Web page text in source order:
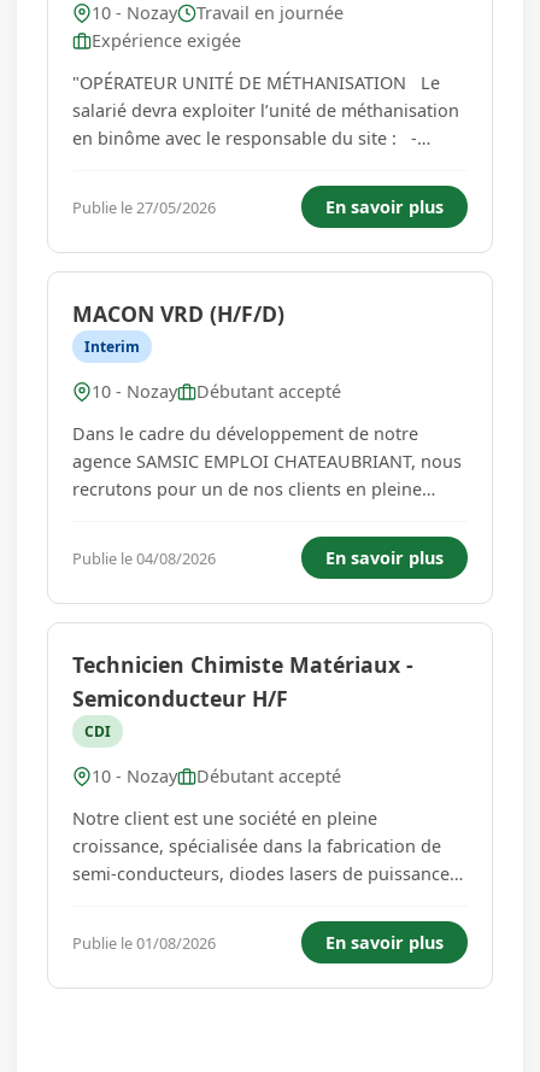
10 - Nozay
Travail en journée
Expérience exigée
"OPÉRATEUR UNITÉ DE MÉTHANISATION Le
salarié devra exploiter l’unité de méthanisation
en binôme avec le responsable du site : -
Contrôle technique quotidien et entretien du
site, des locaux, du matériel ; - Maintenance
préventive et ...
Publie le 27/05/2026 En savoir plus
MACON VRD (H/F/D)
Interim
10 - Nozay
Débutant accepté
Dans le cadre du développement de notre
agence SAMSIC EMPLOI CHATEAUBRIANT, nous
recrutons pour un de nos clients en pleine
secteur de NOZAY:Vos missions seront les
suivantes :- Sécurisation du chantier
(signalisation, balisage, déviations, etc.). - Pos...
Publie le 04/08/2026 En savoir plus
Technicien Chimiste Matériaux -
Semiconducteur H/F
CDI
10 - Nozay
Débutant accepté
Notre client est une société en pleine
croissance, spécialisée dans la fabrication de
semi-conducteurs, diodes lasers de puissance
destinés aux réseaux optiques de
communication et les applications industrielles
(automobile, défense, santé).Ratt...
Publie le 01/08/2026 En savoir plus